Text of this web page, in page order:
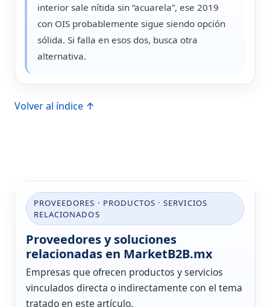
interior sale nítida sin “acuarela”, ese 2019
con OIS probablemente sigue siendo opción
sólida. Si falla en esos dos, busca otra
alternativa.
Volver al índice ↑
PROVEEDORES · PRODUCTOS · SERVICIOS
RELACIONADOS
Proveedores y soluciones
relacionadas en MarketB2B.mx
Empresas que ofrecen productos y servicios
vinculados directa o indirectamente con el tema
tratado en este artículo.